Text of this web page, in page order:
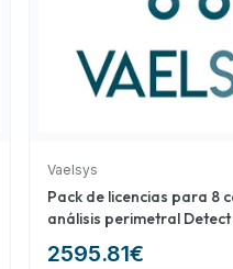
Vaelsys
Pack de licencias para 8
análisis perimetral
2595.81€